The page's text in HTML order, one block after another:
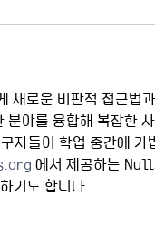
새로운 비판적 접근법
야를 융합해 복잡한
자들이 학업 중간에 가
에서 제공하는
기도 합니다.